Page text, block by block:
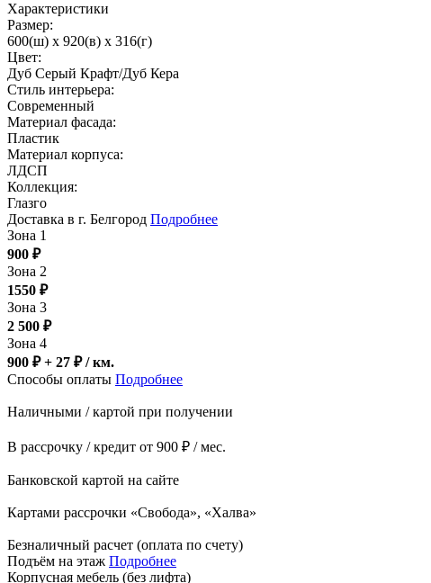
Характеристики
Размер:
600(ш) x 920(в) x 316(г)
Цвет:
Дуб Серый Крафт/Дуб Кера
Стиль интерьера:
Современный
Материал фасада:
Пластик
Материал корпуса:
ЛДСП
Коллекция:
Глазго
Доставка в г. Белгород Подробнее
Зона 1
900 ₽
Зона 2
1550 ₽
Зона 3
2 500 ₽
Зона 4
900 ₽ + 27 ₽/ км.
Способы оплаты Подробнее
Наличными / картой при получении
В рассрочку / кредит от 900 ₽ / мес.
Банковской картой на сайте
Картами рассрочки «Свобода», «Халва»
Безналичный расчет (оплата по счету)
Подъём на этаж Подробнее
Корпусная мебель (без лифта)